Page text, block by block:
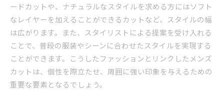
ードカットや、ナチュラルなスタイルを求める方にはソフト
なレイヤーを加えることができるカットなど、スタイルの幅
は広がります。また、スタイリストによる提案を受け入れる
ことで、普段の服装やシーンに合わせたスタイルを実現する
ことができます。こうしたファッションとリンクしたメンズ
カットは、個性を際立たせ、周囲に強い印象を与えるための
重要な要素となるでしょう。